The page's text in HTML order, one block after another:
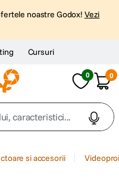
noastre Godox! Vezi
Cursuri
0 0
si accesorii